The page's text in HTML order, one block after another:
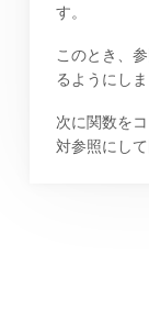
す。
このとき、
るようにしま
次に関数を
対参照にして